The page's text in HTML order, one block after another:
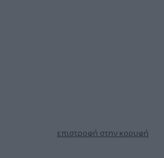
επιστροφή στην κορυφή